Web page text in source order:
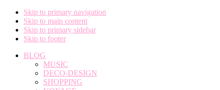
Skip to primary navigation
Skip to main content
Skip to primary sidebar
Skip to footer
BLOG
MUSIC
DECO-DESIGN
SHOPPING